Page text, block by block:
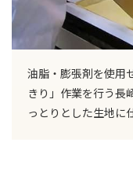
油脂・膨張剤を使用
きり」作業を行う長
っとりとした生地に